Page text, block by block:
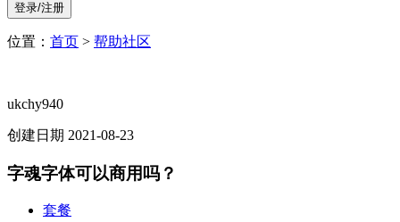
登录/注册
位置： 首页 > 帮助社区
ukchy940
创建日期 2021-08-23
字魂字体可以商用吗？
套餐